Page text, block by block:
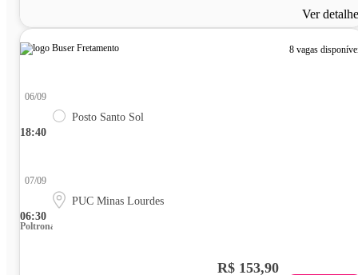
Ver
8 vagas
18:40
06/09
Posto Santo Sol
06:30
07/09
PUC Minas Lourdes
Poltrona
R$ 153,90